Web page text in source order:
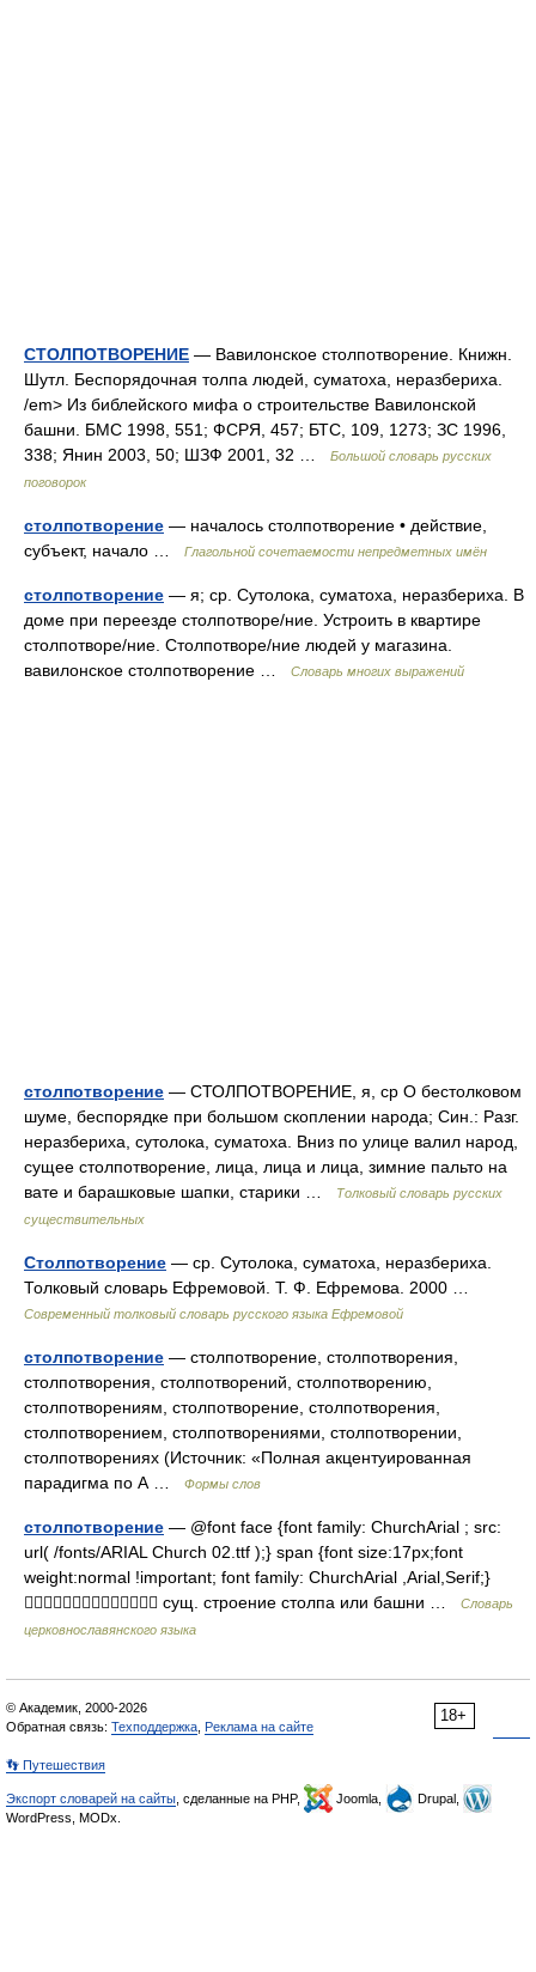
СТОЛПОТВОРЕНИЕ — Вавилонское столпотворение. Книжн.
Шутл. Беспорядочная толпа людей, суматоха, неразбериха.
/em> Из библейского мифа о строительстве Вавилонской
башни. БМС 1998, 551; ФСРЯ, 457; БТС, 109, 1273; ЗС 1996,
338; Янин 2003, 50; ШЗФ 2001, 32 …
Большой словарь русских
поговорок
столпотворение — началось столпотворение • действие,
субъект, начало …
Глагольной сочетаемости непредметных имён
столпотворение — я; ср. Сутолока, суматоха, неразбериха. В
доме при переезде столпотворе/ние. Устроить в квартире
столпотворе/ние. Столпотворе/ние людей у магазина.
вавилонское столпотворение …
Словарь многих выражений
столпотворение — СТОЛПОТВОРЕНИЕ, я, ср О бестолковом
шуме, беспорядке при большом скоплении народа; Син.: Разг.
неразбериха, сутолока, суматоха. Вниз по улице валил народ,
сущее столпотворение, лица, лица и лица, зимние пальто на
вате и барашковые шапки, старики …
Толковый словарь русских
существительных
Столпотворение — ср. Сутолока, суматоха, неразбериха.
Толковый словарь Ефремовой. Т. Ф. Ефремова. 2000 …
Современный толковый словарь русского языка Ефремовой
столпотворение — столпотворение, столпотворения,
столпотворения, столпотворений, столпотворению,
столпотворениям, столпотворение, столпотворения,
столпотворением, столпотворениями, столпотворении,
столпотворениях (Источник: «Полная акцентуированная
парадигма по А …
Формы слов
столпотворение — @font face {font family: ChurchArial ; src:
url( /fonts/ARIAL Church 02.ttf );} span {font size:17px;font
weight:normal !important; font family: ChurchArial ,Arial,Serif;}
 сущ. строение столпа или башни …
Словарь
церковнославянского языка
18+
© Академик, 2000-2026
Обратная связь: Техподдержка Реклама на сайте
👣 Путешествия
Экспорт словарей на сайты , сделанные на PHP, Joomla,
Drupal,
WordPress, MODx.